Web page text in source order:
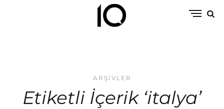
ARŞIVLER
Etiketli İçerik ‘italya’